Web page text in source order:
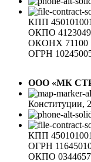
КПП 450101001
ОКПО
ОКОНХ 71100
ОГРН
ООО «МК
Конституции,
КПП 450101001
ОГРН
ОКПО